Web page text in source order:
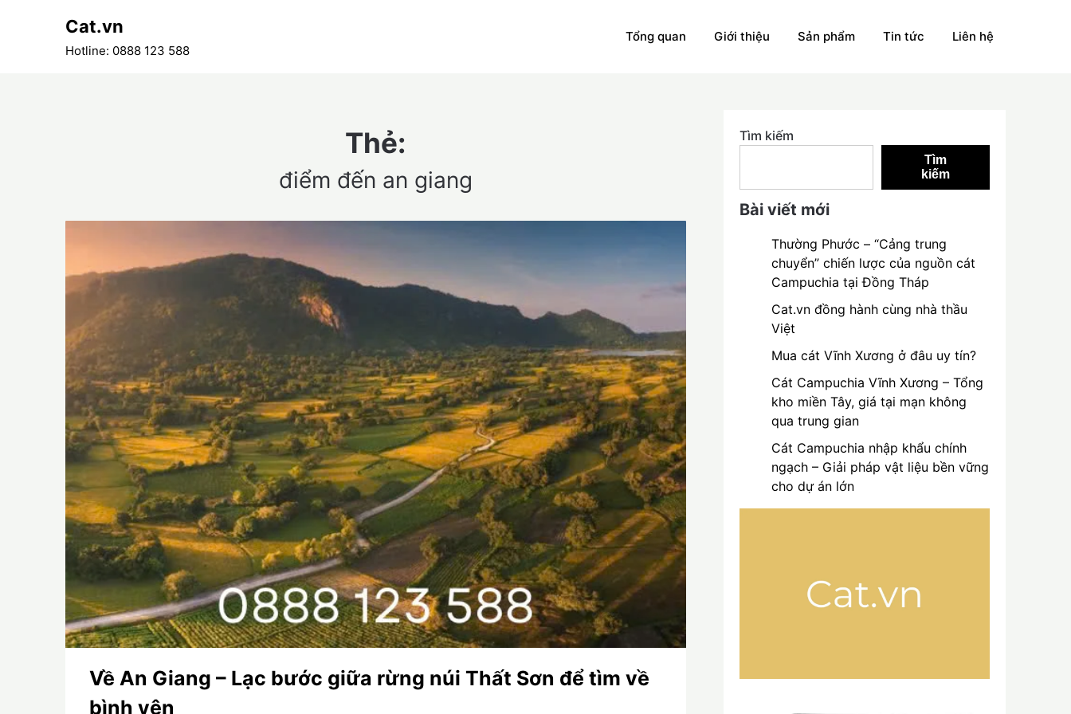
Cat.vn
Hotline: 0888 123 588
Tổng quan Giới thiệu Sản phẩm Tin tức Liên hệ
Thẻ:
điểm đến an giang
Về An Giang – Lạc bước giữa rừng núi Thất Sơn để tìm về
bình yên
Tìm kiếm
Tìm
kiếm
Bài viết mới
Thường Phước – “Cảng trung
chuyển” chiến lược của nguồn cát
Campuchia tại Đồng Tháp
Cat.vn đồng hành cùng nhà thầu
Việt
Mua cát Vĩnh Xương ở đâu uy tín?
Cát Campuchia Vĩnh Xương – Tổng
kho miền Tây, giá tại mạn không
qua trung gian
Cát Campuchia nhập khẩu chính
ngạch – Giải pháp vật liệu bền vững
cho dự án lớn